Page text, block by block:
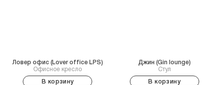
Офисное кресло
Ловер офис (Lover office LPS)
В корзину
Стул
Джин (Gin lounge)
В корзину